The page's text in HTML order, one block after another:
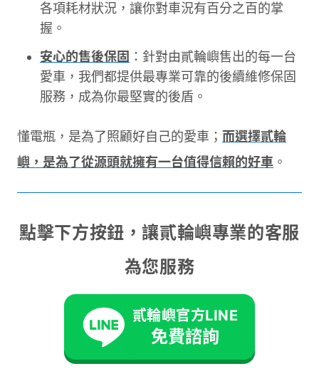
各項耗材狀況，讓你對車況有百分之百的掌
握。
安心的售後保固 ：針對由貳輪嶼售出的每一台
愛車，我們都提供最專業可靠的後續維修保固
服務，成為你最堅實的後盾。
懂電瓶，是為了照顧好自己的愛車； 而選擇貳輪
嶼，是為了從源頭就擁有一台值得信賴的好車 。
點擊下方按鈕，讓貳輪嶼專業的客服
為您服務
貳輪嶼官方LINE
免費諮詢